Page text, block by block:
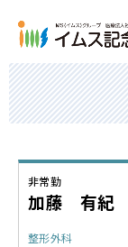
非常勤
加藤 有紀
整形外科